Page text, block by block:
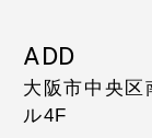
ADD
大阪市中央
ル4F